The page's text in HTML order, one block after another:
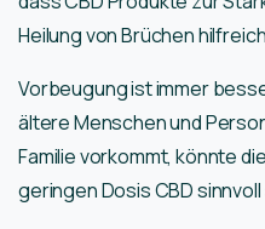
Heilung von Brüchen
Vorbeugung ist immer
ältere Menschen und
Familie vorkommt, könnte
geringen Dosis CBD sinnvoll